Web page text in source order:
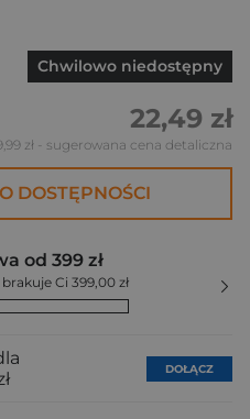
Chwilowo niedostępny
22,49 zł
zł - sugerowana cena detaliczna
DOSTĘPNOŚCI
od 399 zł
Ci 399,00 zł
DOŁĄCZ